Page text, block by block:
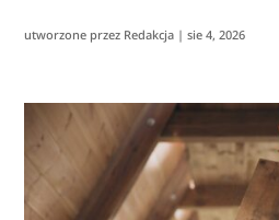
utworzone przez Redakcja |sie 4, 2026